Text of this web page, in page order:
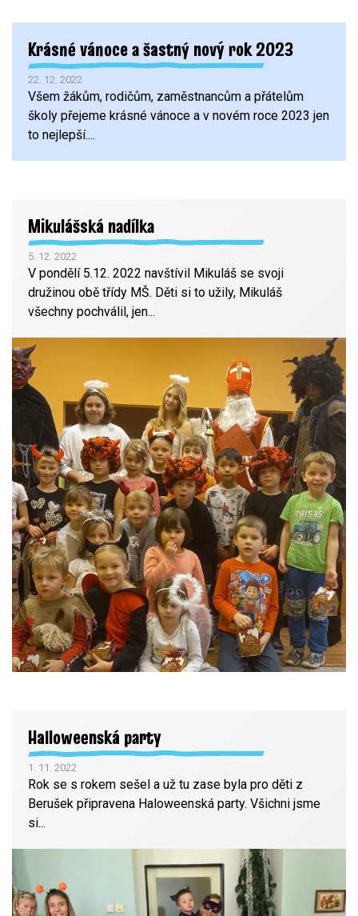
Krásné vánoce a šťastný nový rok 2023
22. 12. 2022
Všem žákům, rodičům, zaměstnancům a přátelům
školy přejeme krásné vánoce a v novém roce 2023 jen
to nejlepší....
Mikulášská nadílka
5. 12. 2022
V pondělí 5.12. 2022 navštívil Mikuláš se svoji
družinou obě třídy MŠ. Děti si to užily, Mikuláš
všechny pochválil, jen...
Halloweenská party
1. 11. 2022
Rok se s rokem sešel a už tu zase byla pro děti z
Berušek připravena Haloweenská party. Všichni jsme
si...